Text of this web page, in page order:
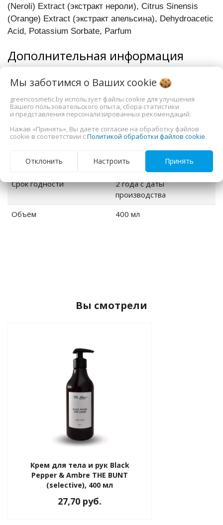
(Neroli) Extract (экстракт нероли), Citrus Sinensis
(Orange) Extract (экстракт апельсина), Dehydroacetic
Acid, Potassium Sorbate, Parfum
Дополнительная информация
тип
крем для тела, крем для
Страна-производитель
Россия, г. Пенза, ул.
Ульяновская, 54А, офис 8
Импортер
ООО " ЕВЕР косметикс"
Срок годности
2 года с даты
производства
Объём
400 мл
Вы смотрели
Крем для тела и рук Black
Pepper & Ambre THE BUNT
(selective), 400 мл
27,70 руб.
Мы заботимся о Ваших cookie
greencosmetic.by использует файлы cookie для улучшения
Вашего пользовательского опыта, сбора статистики
и представления персонализированных рекомендаций.
Нажав «Принять», Вы даете согласие на обработку файлов
cookie в соответствии сПолитикой обработки файлов cookie.
Отклонить Настроить Принять